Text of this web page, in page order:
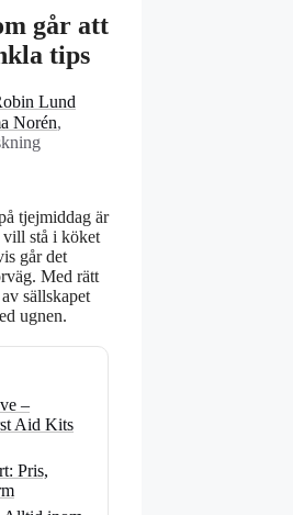
går att
tips
Lund
Norén,
tjejmiddag är
stå i köket
går det
Med rätt
sällskapet
ugnen.
–
Aid Kits
Pris,